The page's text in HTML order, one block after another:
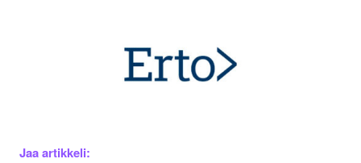
Jaa artikkeli: